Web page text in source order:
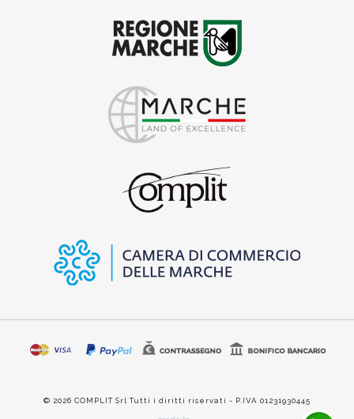
© 2026 COMPLIT Srl Tutti i diritti riservati - P.IVA 01231930445